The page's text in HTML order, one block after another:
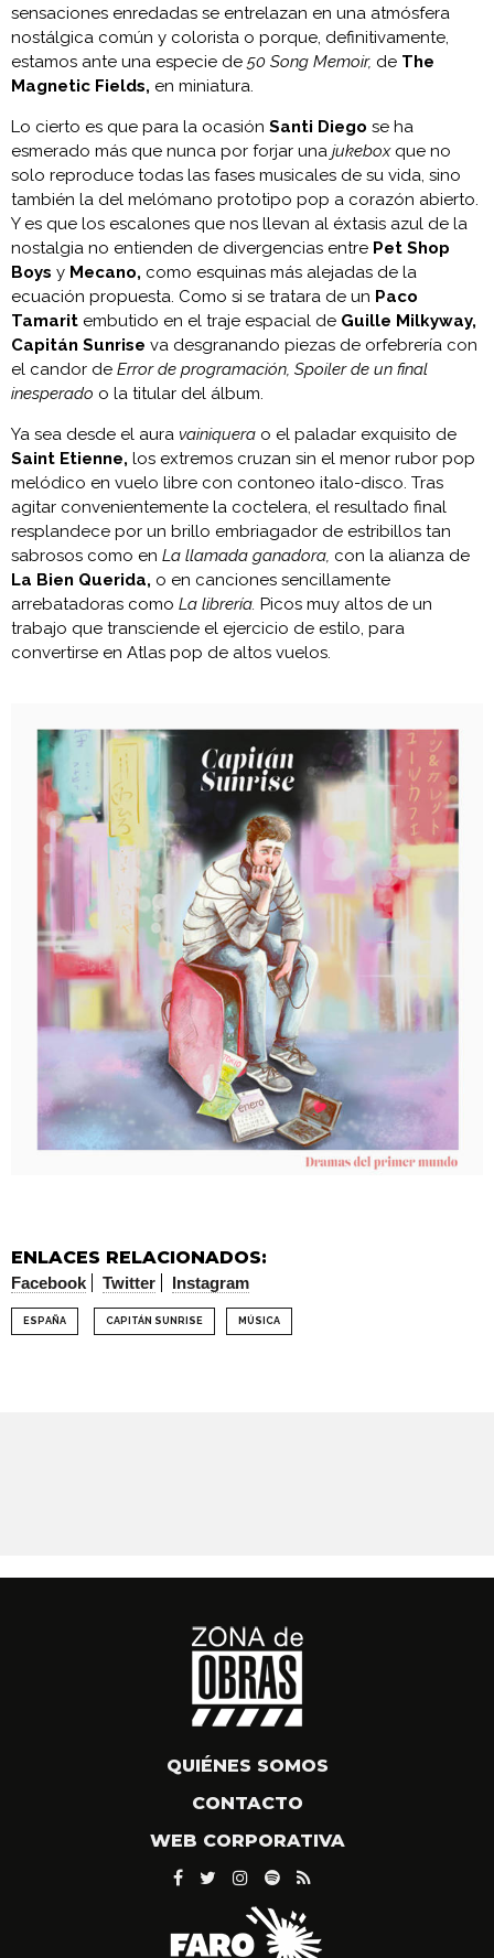
sensaciones enredadas se entrelazan en una atmósfera
nostálgica común y colorista o porque, definitivamente,
estamos ante una especie de50 Song Memoir, de The
Magnetic Fields, en miniatura.
Lo cierto es que para la ocasión Santi Diego se ha
esmerado más que nunca por forjar una jukeboxque no
solo reproduce todas las fases musicales de su vida, sino
también la del melómano prototipo pop a corazón abierto.
Y es que los escalones que nos llevan al éxtasis azul de la
nostalgia no entienden de divergencias entre Pet Shop
Boys y Mecano, como esquinas más alejadas de la
ecuación propuesta. Como si se tratara de un Paco
Tamarit embutido en el traje espacial de Guille Milkyway,
Capitán Sunrise va desgranando piezas de orfebrería con
el candor de Error de programación, Spoiler de un final
inesperado o la titular del álbum.
Ya sea desde el aura vainiquera o el paladar exquisito de
Saint Etienne, los extremos cruzan sin el menor rubor pop
melódico en vuelo libre con contoneo italo-disco. Tras
agitar convenientemente la coctelera, el resultado final
resplandece por un brillo embriagador de estribillos tan
sabrosos como en La llamada ganadora, con la alianza de
La Bien Querida, o en canciones sencillamente
arrebatadoras como La librería. Picos muy altos de un
trabajo que transciende el ejercicio de estilo, para
convertirse en Atlas pop de altos vuelos.
ENLACES RELACIONADOS:
Facebook Twitter Instagram
ESPAÑA CAPITÁN SUNRISE MÚSICA
QUIÉNES SOMOS
CONTACTO
WEB CORPORATIVA